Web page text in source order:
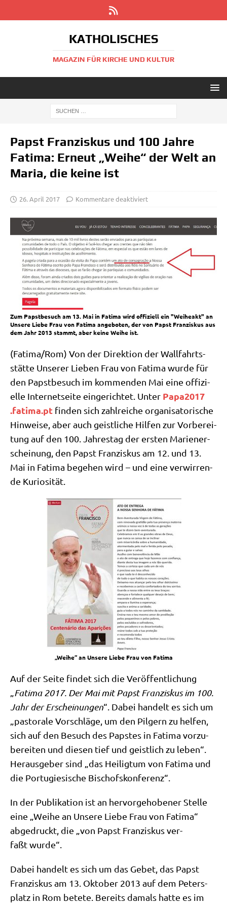
KATHOLISCHES
MAGAZIN FÜR KIRCHE UND KULTUR
Papst Franziskus und 100 Jahre
Fatima: Erneut „Weihe“ der Welt an
Maria, die keine ist
26. April 2017 Kommentare deaktiviert
Zum Papstbesuch am 13. Mai in Fatima wird offiziell ein "Weiheakt" an
Unsere Liebe Frau von Fatima angeboten, der von Papst Franziskus aus
dem Jahr 2013 stammt, aber keine Weihe ist.
(Fatima/​Rom) Von der Direk­ti­on der Wall­fahrts­
stät­te Unse­rer Lie­ben Frau von Fati­ma wur­de für
den Papst­be­such im kom­men­den Mai eine offi­zi­
el­le Inter­net­sei­te ein­ge­rich­tet. Unter Papa2017​
.fati​ma​.pt fin­den sich zahl­rei­che orga­ni­sa­to­ri­sche
Hin­wei­se, aber auch geist­li­che Hil­fen zur Vor­be­rei­
tung auf den 100. Jah­res­tag der ersten Mari­en­er­
schei­nung, den Papst Fran­zis­kus am 12. und 13.
Mai in Fati­ma bege­hen wird – und eine ver­wir­ren­
de Kuriosität.
„Wei­he“ an Unse­re Lie­be Frau von Fatima
Auf der Sei­te fin­det sich die Ver­öf­fent­li­chung
Fati­ma 2017. Der Mai mit Papst Fran­zis­kus im 100.
Jahr der Erschei­nun­gen“. Dabei han­delt es sich um
„pasto­ra­le Vor­schlä­ge, um den Pil­gern zu hel­fen,
sich auf den Besuch des Pap­stes in Fati­ma vor­zu­
be­rei­ten und die­sen tief und geist­lich zu leben“.
Her­aus­ge­ber sind „das Hei­lig­tum von Fati­ma und
die Por­tu­gie­si­sche Bischofskonferenz“.
In der Publi­ka­ti­on ist an her­vor­ge­ho­be­ner Stel­le
eine „Wei­he an Unse­re Lie­be Frau von Fati­ma“
abge­druckt, die „von Papst Fran­zis­kus ver­
faßt wurde“.
Dabei han­delt es sich um das Gebet, das Papst
Fran­zis­kus am 13. Okto­ber 2013 auf dem Peters­
platz in Rom bete­te. Bereits damals hat­te es im